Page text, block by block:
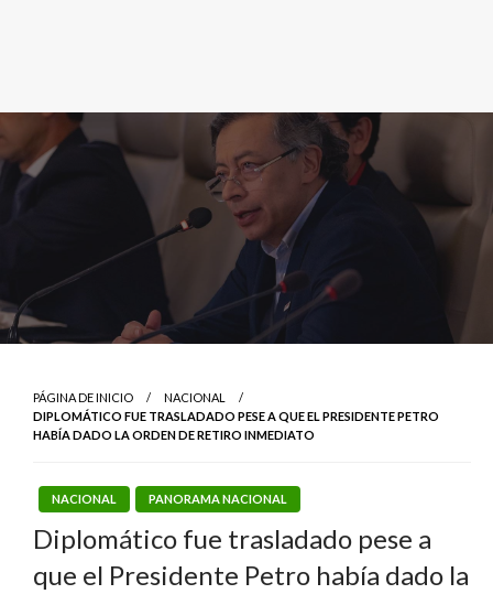
PÁGINA DE INICIO
NACIONAL
DIPLOMÁTICO FUE TRASLADADO PESE A QUE EL PRESIDENTE PETRO
HABÍA DADO LA ORDEN DE RETIRO INMEDIATO
NACIONAL PANORAMA NACIONAL
Diplomático fue trasladado pese a
que el Presidente Petro había dado la